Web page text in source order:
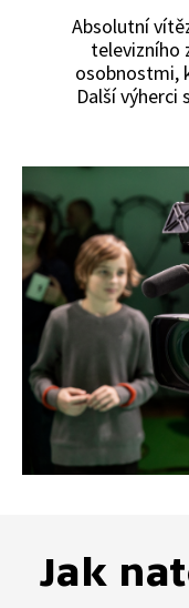
Absolutní
televizního
osobnostmi,
Další
Jak